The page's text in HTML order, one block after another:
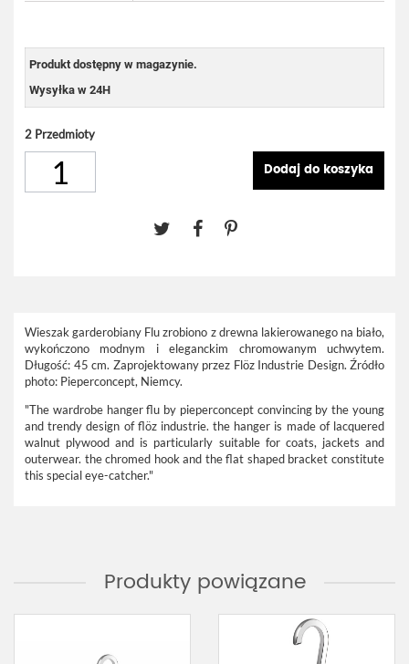
Produkt dostępny w magazynie.
Wysyłka w 24H
2 Przedmioty
Dodaj do koszyka
Wieszak garderobiany Flu zrobiono z drewna lakierowanego na biało,
wykończono modnym i eleganckim chromowanym uchwytem.
Długość: 45 cm. Zaprojektowany przez Flöz Industrie Design. Źródło
photo: Pieperconcept, Niemcy.
"The wardrobe hanger flu by pieperconcept convincing by the young
and trendy design of flöz industrie. the hanger is made of lacquered
walnut plywood and is particularly suitable for coats, jackets and
outerwear. the chromed hook and the flat shaped bracket constitute
this special eye-catcher."
Produkty powiązane